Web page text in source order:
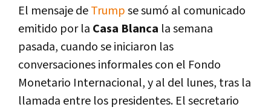
El mensaje deTrumpse sumó al comunicado
emitido por la Casa Blanca la semana
pasada, cuando se iniciaron las
conversaciones informales con el Fondo
Monetario Internacional, y al del lunes, tras la
llamada entre los presidentes. El secretario